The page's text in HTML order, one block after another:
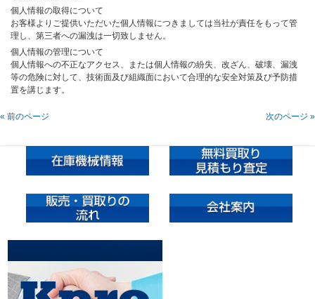
個人情報の取得について
お客様よりご提供いただいた個人情報につきましては当社が責任をもって管
理し、第三者への漏洩は一切致しません。
個人情報の管理について
個人情報への不正なアクセス、または個人情報の紛失、改ざん、破壊、漏洩
等の危険に対して、技術面及び組織面において合理的な安全対策及び予防措
置を講じます。
« 前のページ 次のページ »